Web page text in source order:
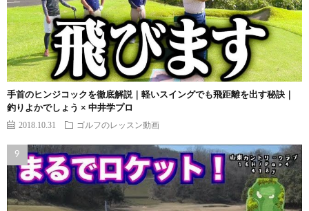
手首のヒンジコックを徹底解説｜軽いスイングでも飛距離を出す秘訣｜
釣りよかでしょう × 中井学プロ
2018.10.31 ゴルフのレッスン動画